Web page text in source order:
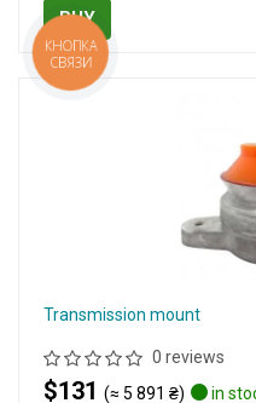
BUY
Transmission mount
0 reviews
$131 (≈ 5 891 ₴)
in
КНОПКА
СВЯЗИ